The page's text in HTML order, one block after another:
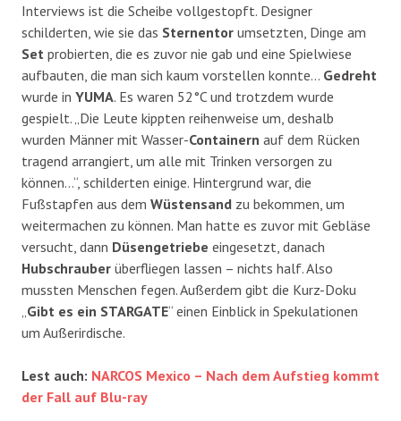
Interviews ist die Scheibe vollgestopft. Designer
schilderten, wie sie das Sternentor umsetzten, Dinge am
Set probierten, die es zuvor nie gab und eine Spielwiese
aufbauten, die man sich kaum vorstellen konnte… Gedreht
wurde in YUMA. Es waren 52°C und trotzdem wurde
gespielt. „Die Leute kippten reihenweise um, deshalb
wurden Männer mit Wasser-Containern auf dem Rücken
tragend arrangiert, um alle mit Trinken versorgen zu
können…“, schilderten einige. Hintergrund war, die
Fußstapfen aus dem Wüstensand zu bekommen, um
weitermachen zu können. Man hatte es zuvor mit Gebläse
versucht, dann Düsengetriebe eingesetzt, danach
Hubschrauber überfliegen lassen – nichts half. Also
mussten Menschen fegen. Außerdem gibt die Kurz-Doku
„Gibt es ein STARGATE“ einen Einblick in Spekulationen
um Außerirdische.
Lest auch: NARCOS Mexico – Nach dem Aufstieg kommt
der Fall auf Blu-ray